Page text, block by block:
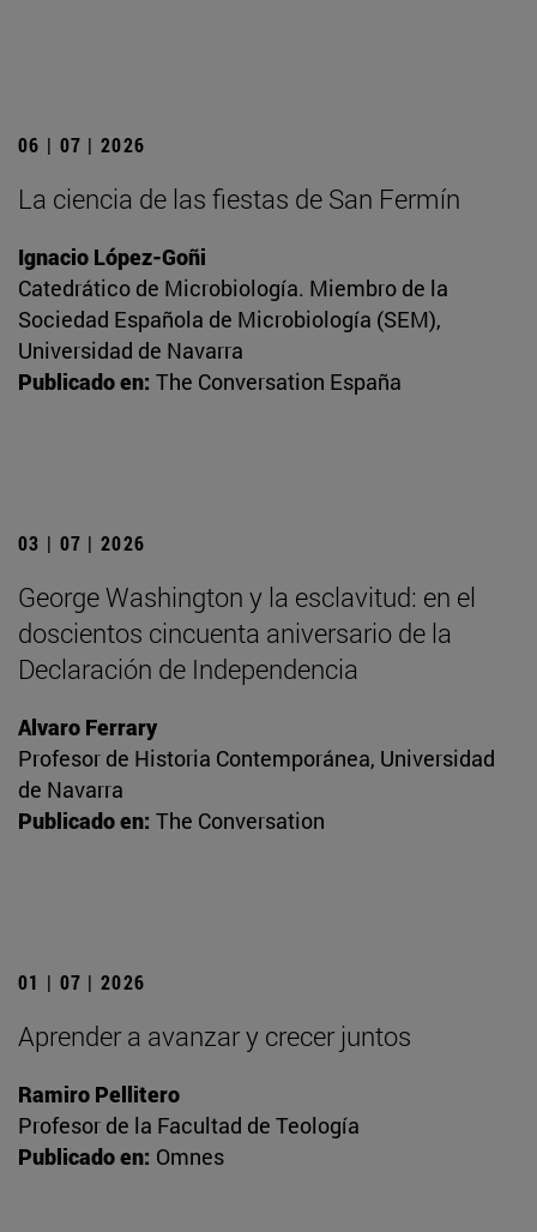
06 | 07 | 2026
La ciencia de las fiestas de San Fermín
Ignacio López-Goñi
Catedrático de Microbiología. Miembro de la
Sociedad Española de Microbiología (SEM),
Universidad de Navarra
Publicado en: The Conversation España
03 | 07 | 2026
George Washington y la esclavitud: en el
doscientos cincuenta aniversario de la
Declaración de Independencia
Alvaro Ferrary
Profesor de Historia Contemporánea, Universidad
de Navarra
Publicado en: The Conversation
01 | 07 | 2026
Aprender a avanzar y crecer juntos
Ramiro Pellitero
Profesor de la Facultad de Teología
Publicado en: Omnes